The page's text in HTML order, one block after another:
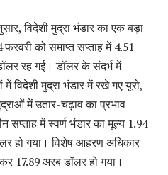
विदेशी मुद्रा भंडार का एक बड़ा
फरवरी को समाप्त सप्ताह में 4.51
रह गईं। डॉलर के संदर्भ में
में विदेशी मुद्रा भंडार में रखे गए यूरो,
में उतार-चढ़ाव का प्रभाव
सप्ताह में स्वर्ण भंडार का मूल्य 1.94
हो गया। विशेष आहरण अधिकार
17.89 अरब डॉलर हो गया।